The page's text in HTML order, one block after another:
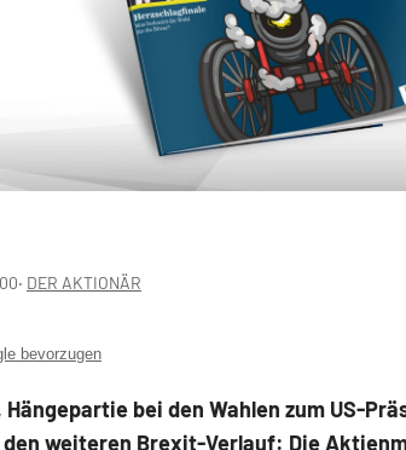
‧ DER AKTIONÄR
bevorzugen
bei den Wahlen zum US-
weiteren Brexit-Verlauf: Die